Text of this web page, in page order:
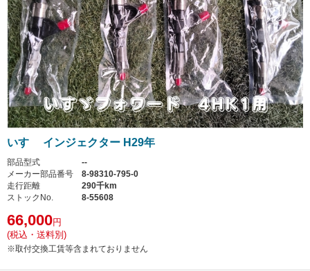
いすゞ インジェクター H29年
部品型式
--
メーカー部品番号
8-98310-795-0
走行距離
290千km
ストックNo.
8-55608
66,000円
(税込・送料別)
※取付交換工賃等含まれておりません